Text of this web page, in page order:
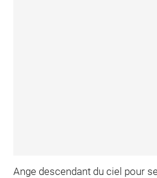
Ange descendant du ciel pour